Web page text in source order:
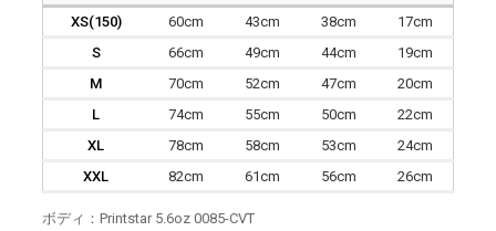
XS(150)
60cm 43cm 38cm
17cm
S
66cm 49cm 44cm
19cm
M
70cm 52cm 47cm
20cm
L
74cm 55cm 50cm
22cm
XL
78cm 58cm 53cm
24cm
XXL
82cm 61cm 56cm 26cm
ボディ：Printstar 5.6oz 0085-CVT